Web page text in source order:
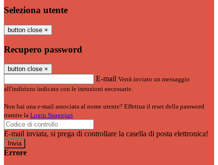
Seleziona utente
button close ×
Recupero password
button close ×
E-mail Verrà inviato un messaggio
all'indirizzo indicato con le istruzioni necessarie.
Non hai una e-mail associata al nome utente? Effettua il reset della password
tramite la Login Spaggiari
E-mail inviata, si prega di controllare la casella di posta elettronica!
Errore